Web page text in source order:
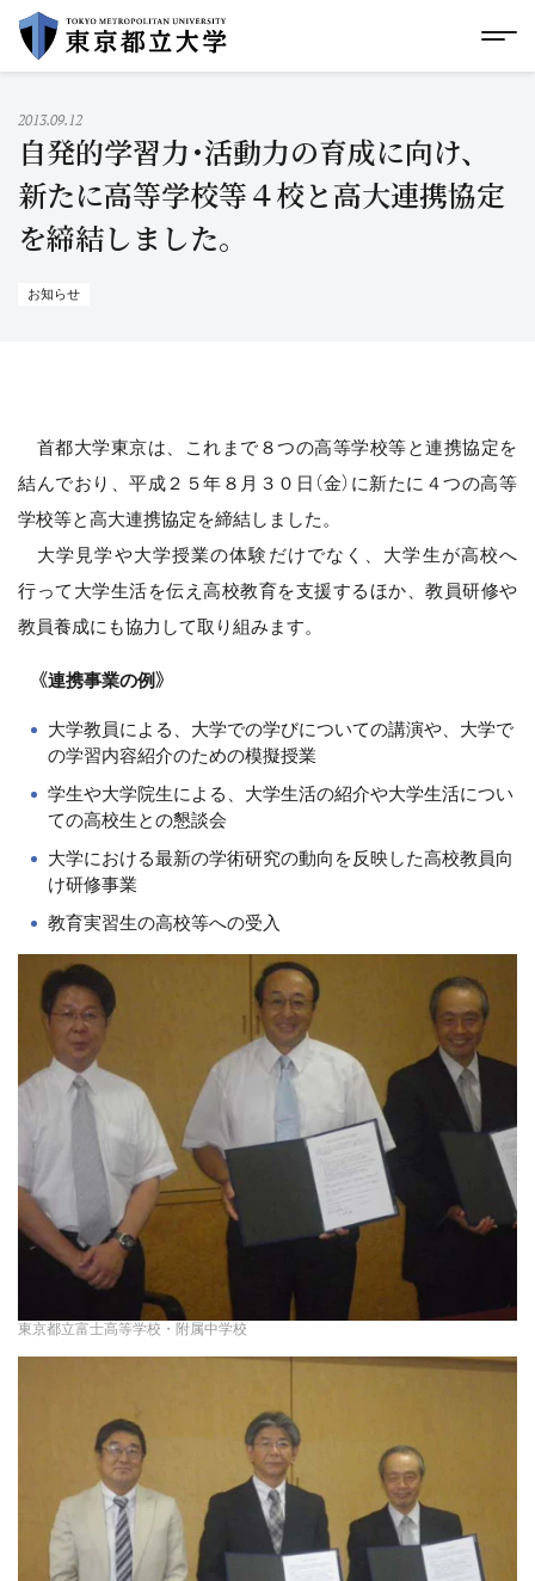
イ
グローバルメニューにスキップ メ
2013.09.12
自発的学習力･活動力の育成に向け、
新たに高等学校等４校と高大連携協定
を締結しました。
お知らせ
首都大学東京は、これまで８つの高等学校等と連携協定を
結んでおり、平成２５年８月３０日（金）に新たに４つの高等
学校等と高大連携協定を締結しました。
大学見学や大学授業の体験だけでなく、大学生が高校へ
行って大学生活を伝え高校教育を支援するほか、教員研修や
教員養成にも協力して取り組みます。
《連携事業の例》
大学教員による、大学での学びについての講演や、大学で
の学習内容紹介のための模擬授業
学生や大学院生による、大学生活の紹介や大学生活につい
ての高校生との懇談会
大学における最新の学術研究の動向を反映した高校教員向
け研修事業
教育実習生の高校等への受入
東京都立富士高等学校・附属中学校